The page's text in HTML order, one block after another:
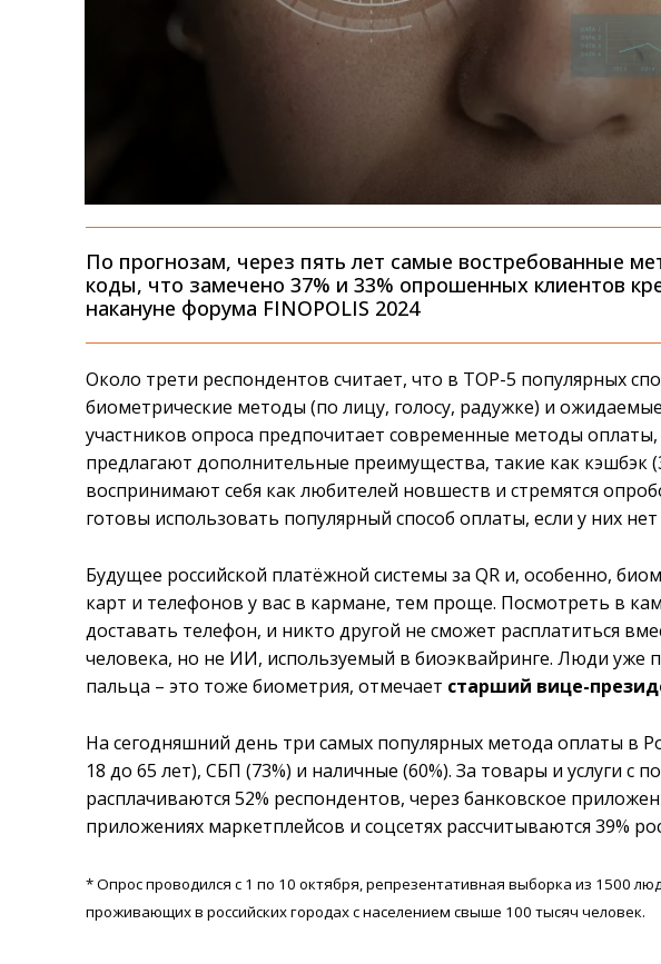
По прогнозам, через пять лет самые востребованные
коды, что замечено 37% и 33% опрошенных клиентов
накануне форума FINOPOLIS 2024
Около трети респондентов считает, что в TOP-5 популярных
биометрические методы (по лицу, голосу, радужке) и
участников опроса предпочитает современные методы оплаты,
предлагают дополнительные преимущества, такие как кэшбэк
воспринимают себя как любителей новшеств и стремятся
готовы использовать популярный способ оплаты, если у них
Будущее российской платёжной системы за QR и, особенно,
карт и телефонов у вас в кармане, тем проще. Посмотреть в
доставать телефон, и никто другой не сможет расплатиться
человека, но не ИИ, используемый в биоэквайринге. Люди уже
пальца – это тоже биометрия, отмечает старший вице-
На сегодняшний день три самых популярных метода оплаты в
18 до 65 лет), СБП (73%) и наличные (60%). За товары и услуги с
расплачиваются 52% респондентов, через банковское
приложениях маркетплейсов и соцсетях рассчитываются 39%
* Опрос проводился с 1 по 10 октября, репрезентативная выборка из 1500
проживающих в российских городах с населением свыше 100 тысяч человек.